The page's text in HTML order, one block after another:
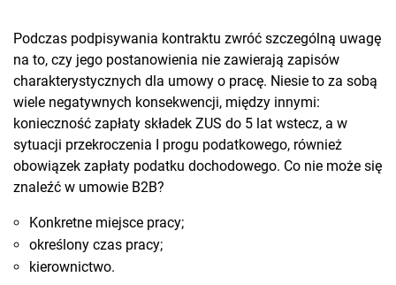
Podczas podpisywania kontraktu zwróć szczególną uwagę
na to, czy jego postanowienia nie zawierają zapisów
charakterystycznych dla umowy o pracę. Niesie to za sobą
wiele negatywnych konsekwencji, między innymi:
konieczność zapłaty składek ZUS do 5 lat wstecz, a w
sytuacji przekroczenia I progu podatkowego, również
obowiązek zapłaty podatku dochodowego. Co nie może się
znaleźć w umowie B2B?
Konkretne miejsce pracy;
określony czas pracy;
kierownictwo.